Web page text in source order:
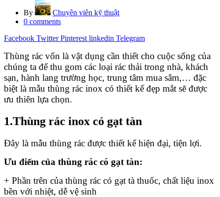
By
Chuyên viên kỹ thuật
0 comments
Facebook Twitter Pinterest linkedin Telegram
Thùng rác vốn là vật dụng cần thiết cho cuộc sống của
chúng ta để thu gom các loại rác thải trong nhà, khách
sạn, hành lang trường học, trung tâm mua sắm,… đặc
biệt là mẫu thùng rác inox có thiết kế đẹp mắt sẽ được
ưu thiên lựa chọn.
1.Thùng rác inox có gạt tàn
Đây là mẫu thùng rác được thiết kế hiện đại, tiện lợi.
Ưu điểm của thùng rác có gạt tàn:
+ Phần trên của thùng rác có gạt tà thuốc, chất liệu inox
bền với nhiệt, dễ vệ sinh